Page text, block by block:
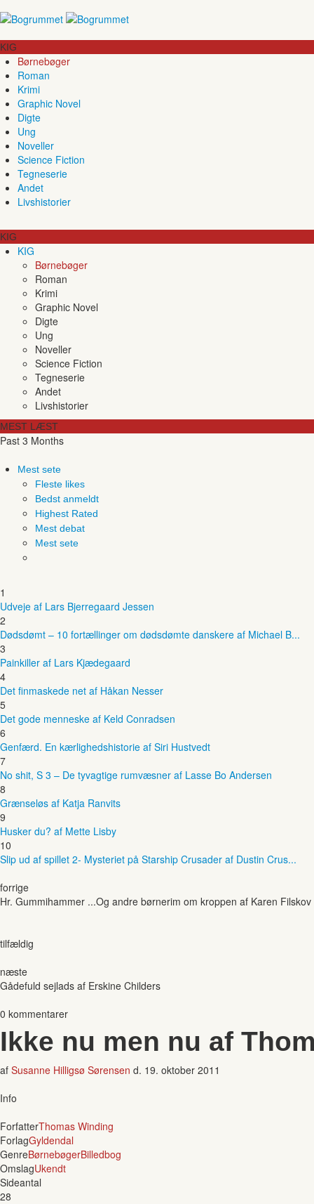
KIG
Børnebøger
Roman
Krimi
Graphic Novel
Digte
Ung
Noveller
Science Fiction
Tegneserie
Andet
Livshistorier
KIG
KIG
Børnebøger
Roman
Krimi
Graphic Novel
Digte
Ung
Noveller
Science Fiction
Tegneserie
Andet
Livshistorier
MEST LÆST
Past 3 Months
Mest sete
Fleste likes
Bedst anmeldt
Highest Rated
Mest debat
Mest sete
1
Udveje af Lars Bjerregaard Jessen
2
Dødsdømt – 10 fortællinger om dødsdømte danskere af Michael B...
3
Painkiller af Lars Kjædegaard
4
Det finmaskede net af Håkan Nesser
5
Det gode menneske af Keld Conradsen
6
Genfærd. En kærlighedshistorie af Siri Hustvedt
7
No shit, S 3 – De tyvagtige rumvæsner af Lasse Bo Andersen
8
Grænseløs af Katja Ranvits
9
Husker du? af Mette Lisby
10
Slip ud af spillet 2- Mysteriet på Starship Crusader af Dustin Crus...
forrige
Hr. Gummihammer ...Og andre børnerim om kroppen af Karen Filskov
tilfældig
næste
Gådefuld sejlads af Erskine Childers
0 kommentarer
Ikke nu men nu af
af Susanne Hilligsø Sørensen d. 19. oktober 2011
Info
ForfatterThomas Winding
ForlagGyldendal
GenreBørnebøgerBilledbog
OmslagUkendt
Sideantal
28